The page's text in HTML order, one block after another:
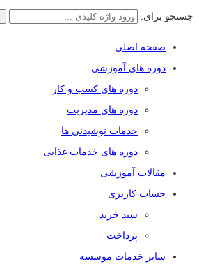
جستجو برای:
صفحه اصلی
دوره های آموزشی
دوره های کسب و کار
دوره های مدیریت
خدمات نوشیدنی ها
دوره های خدمات غذایی
مقالات آموزشی
حساب کاربری
سبد خرید
پرداخت
سایر خدمات موسسه